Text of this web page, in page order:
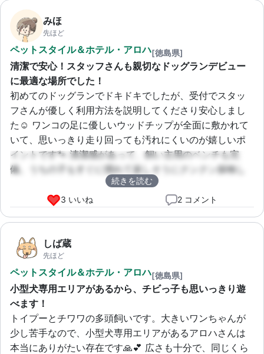
みほ
先ほど
ペットスタイル＆ホテル・アロハ[徳島県]
清潔で安心！スタッフさんも親切なドッグランデビュー
に最適な場所でした！
初めてのドッグランでドキドキでしたが、受付でスタッ
フさんが優しく利用方法を説明してくださり安心しまし
た☺️ ワンコの足に優しいウッドチップが全面に敷かれて
いて、思いっきり走り回っても汚れにくいのが嬉しいポ
イントです🐾 清潔感があって、飼い主用のベンチも完
備。うちの子もすぐに慣れて楽しそうにクンクン探検し
ていました。また絶対来ます！
続きを読む
3 いいね
2 コメント
しば蔵
先ほど
ペットスタイル＆ホテル・アロハ[徳島県]
小型犬専用エリアがあるから、チビっ子も思いっきり遊
べます！
トイプーとチワワの多頭飼いです。大きいワンちゃんが
少し苦手なので、小型犬専用エリアがあるアロハさんは
本当にありがたい存在です🙏💕 広さも十分で、同じくら